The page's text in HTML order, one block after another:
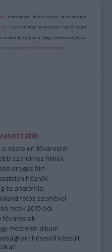
értelmében felhasználói tartalomnak
üzemeltetője semmilyen felelősséget
forduljon a blog szerkesztőjéhez.
azadatvédelmi tájékoztatóban
néptelen fővárosról
szerelmes filmek
drogos film
hősnők
és anatómia
fotós szemével
fotók 2015-ből
fővárosiak
meztelen album
hőseiről készült